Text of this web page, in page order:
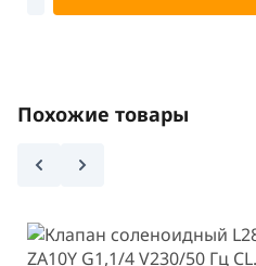
Похожие товары